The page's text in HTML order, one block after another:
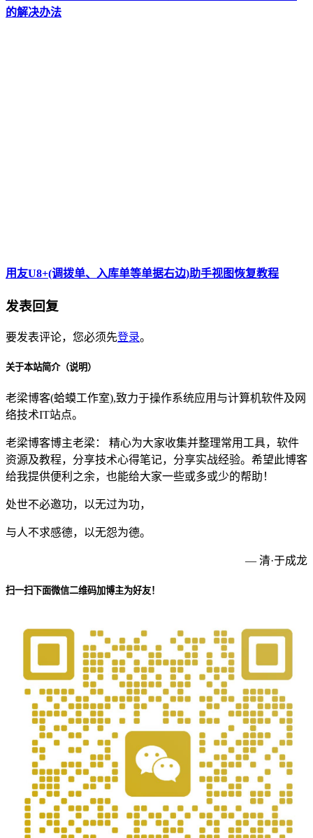
的解决办法
用友U8+(调拨单、入库单等单据右边)助手视图恢复教程
发表回复
要发表评论，您必须先登录。
关于本站简介（说明）
老梁博客(蛤蟆工作室),致力于操作系统应用与计算机软件及网
络技术IT站点。
老梁博客博主老梁： 精心为大家收集并整理常用工具，软件
资源及教程，分享技术心得笔记，分享实战经验。希望此博客
给我提供便利之余，也能给大家一些或多或少的帮助！
处世不必邀功，以无过为功，
与人不求感德，以无怨为德。
— 清·于成龙
扫一扫下面微信二维码加博主为好友！